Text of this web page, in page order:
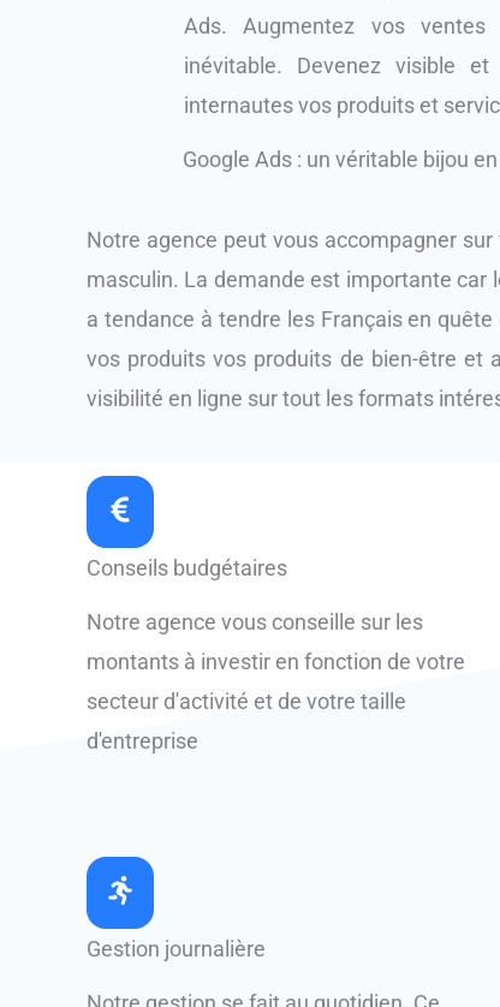
Ads. Augmentez vos
inévitable. Devenez visible
internautes vos produits et
Google Ads : un véritable bijou
Notre agence peut vous accompagner
masculin. La demande est importante car
a tendance à tendre les Français en
vos produits vos produits de bien-être et
visibilité en ligne sur tout les formats
Conseils budgétaires
Notre agence vous conseille sur les
montants à investir en fonction de votre
secteur d'activité et de votre taille
d'entreprise
Gestion journalière